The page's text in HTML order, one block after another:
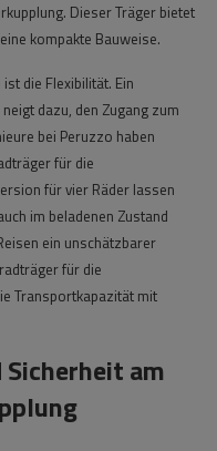
Dieser Träger bietet
kompakte Bauweise.
die Flexibilität. Ein
dazu, den Zugang zum
bei Peruzzo haben
für die
für vier Räder lassen
im beladenen Zustand
ein unschätzbarer
für die
Transportkapazität mit
am